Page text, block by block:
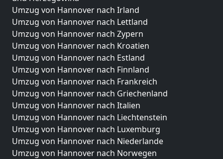
Umzug von Hannover nach Irland
Umzug von Hannover nach Lettland
Umzug von Hannover nach Zypern
Umzug von Hannover nach Kroatien
Umzug von Hannover nach Estland
Umzug von Hannover nach Finnland
Umzug von Hannover nach Frankreich
Umzug von Hannover nach Griechenland
Umzug von Hannover nach Italien
Umzug von Hannover nach Liechtenstein
Umzug von Hannover nach Luxemburg
Umzug von Hannover nach Niederlande
Umzug von Hannover nach Norwegen